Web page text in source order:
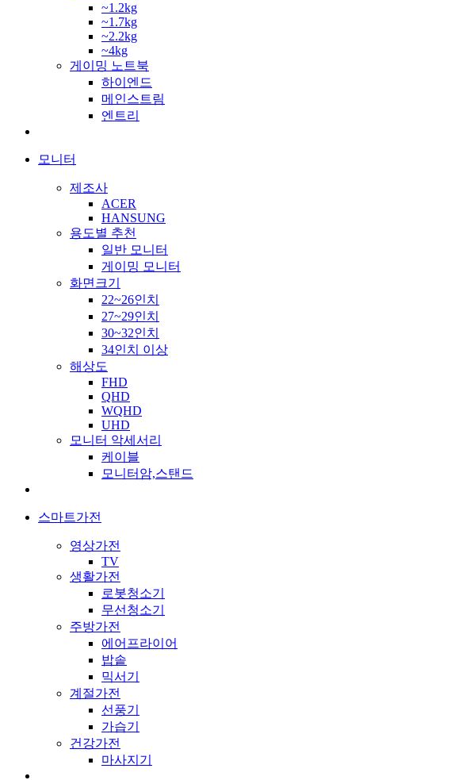
~1.2kg
~1.7kg
~2.2kg
~4kg
게이밍 노트북
하이엔드
메인스트림
엔트리
모니터
제조사
ACER
HANSUNG
용도별 추천
일반 모니터
게이밍 모니터
화면크기
22~26인치
27~29인치
30~32인치
34인치 이상
해상도
FHD
QHD
WQHD
UHD
모니터 악세서리
케이블
모니터암,스탠드
스마트가전
영상가전
TV
생활가전
로봇청소기
무선청소기
주방가전
에어프라이어
밥솥
믹서기
계절가전
선풍기
가습기
건강가전
마사지기